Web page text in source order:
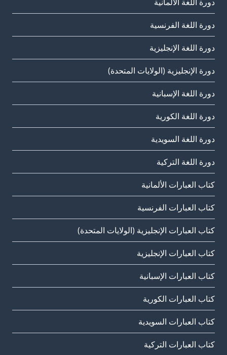
دورة اللغة الفرنسية
دورة اللغة الإنجليزية
دورة الإنجليزية (الولايات المتحدة)
دورة اللغة الإسبانية
دورة اللغة الكورية
دورة اللغة السويدية
دورة اللغة التركية
كتاب العبارات الألمانية
كتاب العبارات الفرنسية
كتاب العبارات الإنجليزية (الولايات المتحدة)
كتاب العبارات الإنجليزية
كتاب العبارات الإسبانية
كتاب العبارات الكورية
كتاب العبارات السويدية
كتاب العبارات التركية